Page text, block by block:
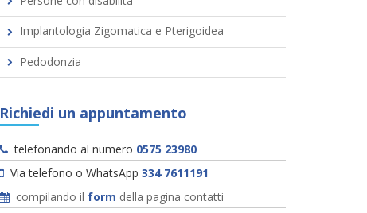
Implantologia Zigomatica e Pterigoidea
Pedodonzia
Richiedi un appuntamento
telefonando al numero 0575 23980
Via telefono o WhatsApp334 7611191
compilando il form della pagina contatti